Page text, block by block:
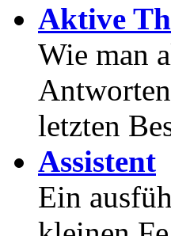
Aktive
Wie man
letzten
Assistent
Ein